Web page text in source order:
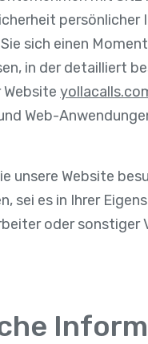
sich einen
in der detailliert
Web-
unsere Website
sei es in Ihrer
oder sonstiger